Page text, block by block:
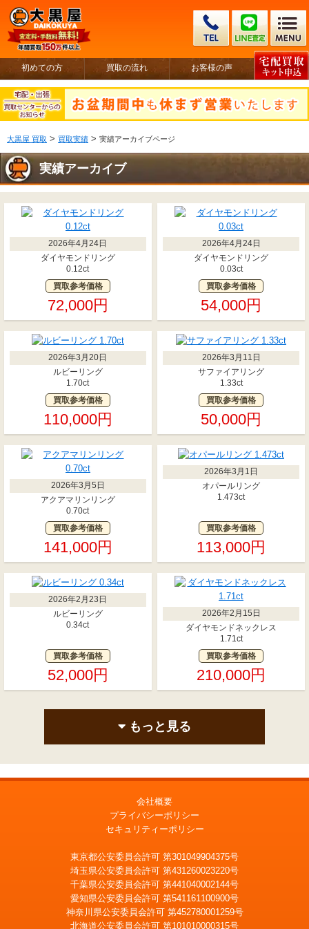
初めての方 買取の流れ お客様の声
大黒屋 買取 > 買取実績 > 実績アーカイブページ
実績アーカイブ
2026年4月24日
ダイヤモンドリング
0.12ct
買取参考価格
72,000円
2026年4月24日
ダイヤモンドリング
0.03ct
買取参考価格
54,000円
2026年3月20日
ルビーリング
1.70ct
買取参考価格
110,000円
2026年3月11日
サファイアリング
1.33ct
買取参考価格
50,000円
2026年3月5日
アクアマリンリング
0.70ct
買取参考価格
141,000円
2026年3月1日
オパールリング
1.473ct
買取参考価格
113,000円
2026年2月23日
ルビーリング
0.34ct
買取参考価格
52,000円
2026年2月15日
ダイヤモンドネックレス
1.71ct
買取参考価格
210,000円
もっと見る
会社概要
プライバシーポリシー
セキュリティーポリシー
東京都公安委員会許可 第301049904375号
埼玉県公安委員会許可 第431260023220号
千葉県公安委員会許可 第441040002144号
愛知県公安委員会許可 第541161100900号
神奈川県公安委員会許可 第452780001259号
北海道公安委員会許可 第101010000315号